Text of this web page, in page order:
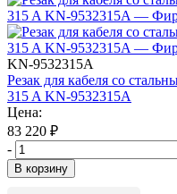
KN-9532315A
Резак для кабеля со
315 A KN-9532315A
Цена:
83 220 ₽
-
В корзину